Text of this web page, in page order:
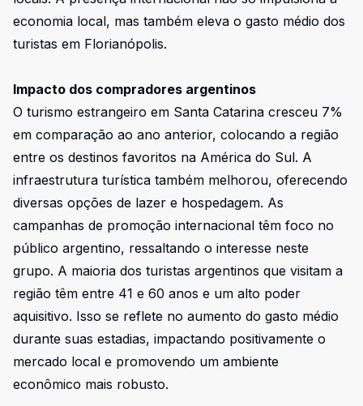
economia local, mas também eleva o gasto médio dos
turistas em Florianópolis.
Impacto dos compradores argentinos
O turismo estrangeiro em Santa Catarina cresceu 7%
em comparação ao ano anterior, colocando a região
entre os destinos favoritos na América do Sul. A
infraestrutura turística também melhorou, oferecendo
diversas opções de lazer e hospedagem. As
campanhas de promoção internacional têm foco no
público argentino, ressaltando o interesse neste
grupo. A maioria dos turistas argentinos que visitam a
região têm entre 41 e 60 anos e um alto poder
aquisitivo. Isso se reflete no aumento do gasto médio
durante suas estadias, impactando positivamente o
mercado local e promovendo um ambiente
econômico mais robusto.